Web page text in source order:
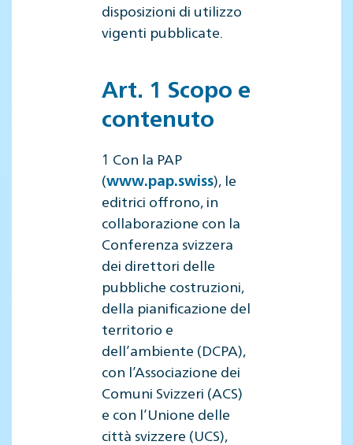
disposizioni di utilizzo
vigenti pubblicate.
Art. 1 Scopo e
contenuto
1 Con la PAP
(www.pap.swiss), le
editrici offrono, in
collaborazione con la
Conferenza svizzera
dei direttori delle
pubbliche costruzioni,
della pianificazione del
territorio e
dell’ambiente (DCPA),
con l’Associazione dei
Comuni Svizzeri (ACS)
e con l’Unione delle
città svizzere (UCS),